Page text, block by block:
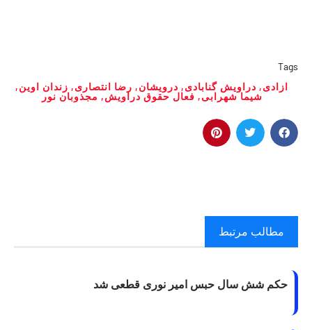
Tags
ازادی, دراویش گنابادی, درویشان, رضا انتصاری, زندان اوین,
شیما شهرابی, فعال حقوق دراویش, مجذوبان نور
مطالب مرتبط
حکم شش سال حبس امیر نوری قطعی شد